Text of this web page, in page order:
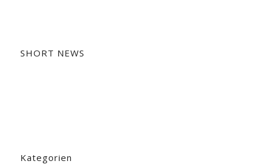
SHORT NEWS
Kategorien